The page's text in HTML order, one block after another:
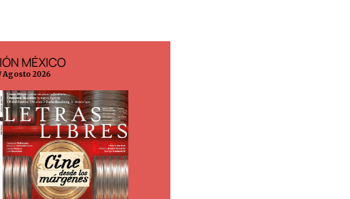
MÉXICO
Agosto 2026